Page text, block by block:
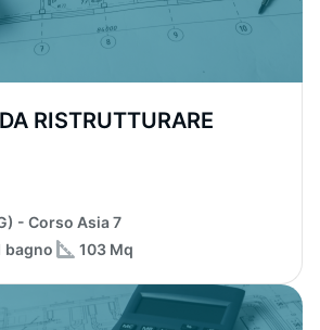
RISTRUTTURARE
- Corso Asia 7
bagno 103 Mq